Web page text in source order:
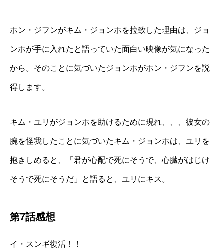
ホン・ジフンがキム・ジョンホを拉致した理由は、ジョ
ンホが手に入れたと語っていた面白い映像が気になった
から。そのことに気づいたジョンホがホン・ジフンを説
得します。
キム・ユリがジョンホを助けるために現れ、、、彼女の
腕を怪我したことに気づいたキム・ジョンホは、ユリを
抱きしめると、「君が心配で死にそうで、心臓がはじけ
そうで死にそうだ」と語ると、ユリにキス。
第7話感想
イ・スンギ復活！！